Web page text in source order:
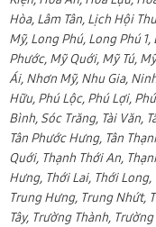
Hòa, Lâm Tân, Lịch Hội
Mỹ, Long Phú, Long Phú
Phước, Mỹ Quới, Mỹ Tú,
Ái, Nhơn Mỹ, Nhu Gia,
Hữu, Phú Lộc, Phú Lợi,
Bình, Sóc Trăng, Tài Văn,
Tân Phước Hưng, Tân
Quới, Thạnh Thới An,
Hưng, Thới Lai, Thới
Trung Hưng, Trung Nhứt,
Tây, Trường Thành,